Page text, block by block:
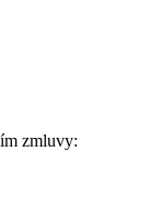
zmluvy: